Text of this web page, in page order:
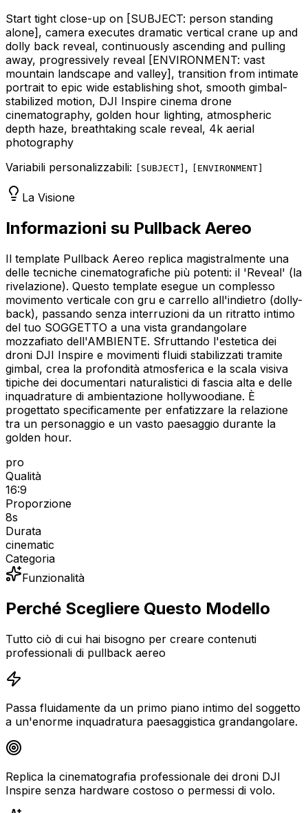
Start tight close-up on [SUBJECT: person standing
alone] , camera executes dramatic vertical crane up and
dolly back reveal, continuously ascending and pulling
away, progressively reveal [ENVIRONMENT: vast
mountain landscape and valley] , transition from intimate
portrait to epic wide establishing shot, smooth gimbal-
stabilized motion, DJI Inspire cinema drone
cinematography, golden hour lighting, atmospheric
depth haze, breathtaking scale reveal, 4k aerial
photography
Variabili personalizzabili:
SUBJECT , ENVIRONMENT
La Visione
Informazioni su Pullback Aereo
Il template Pullback Aereo replica magistralmente una
delle tecniche cinematografiche più potenti: il 'Reveal' (la
rivelazione). Questo template esegue un complesso
movimento verticale con gru e carrello all'indietro (dolly-
back), passando senza interruzioni da un ritratto intimo
del tuo SOGGETTO a una vista grandangolare
mozzafiato dell'AMBIENTE. Sfruttando l'estetica dei
droni DJI Inspire e movimenti fluidi stabilizzati tramite
gimbal, crea la profondità atmosferica e la scala visiva
tipiche dei documentari naturalistici di fascia alta e delle
inquadrature di ambientazione hollywoodiane. È
progettato specificamente per enfatizzare la relazione
tra un personaggio e un vasto paesaggio durante la
golden hour.
pro
Qualità
16:9
Proporzione
8s
Durata
cinematic
Categoria
Funzionalità
Perché Scegliere Questo Modello
Tutto ciò di cui hai bisogno per creare contenuti
professionali di pullback aereo
Passa fluidamente da un primo piano intimo del soggetto
a un'enorme inquadratura paesaggistica grandangolare.
Replica la cinematografia professionale dei droni DJI
Inspire senza hardware costoso o permessi di volo.